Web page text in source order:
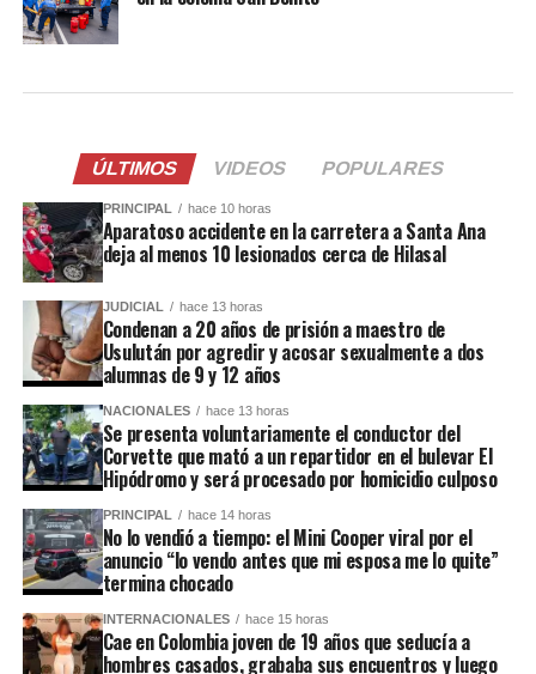
ÚLTIMOS VIDEOS POPULARES
PRINCIPAL hace 10 horas
Aparatoso accidente en la carretera a Santa Ana
deja al menos 10 lesionados cerca de Hilasal
JUDICIAL hace 13 horas
Condenan a 20 años de prisión a maestro de
Usulután por agredir y acosar sexualmente a dos
alumnas de 9 y 12 años
NACIONALES hace 13 horas
Se presenta voluntariamente el conductor del
Corvette que mató a un repartidor en el bulevar El
Hipódromo y será procesado por homicidio culposo
PRINCIPAL hace 14 horas
No lo vendió a tiempo: el Mini Cooper viral por el
anuncio “lo vendo antes que mi esposa me lo quite”
termina chocado
INTERNACIONALES hace 15 horas
Cae en Colombia joven de 19 años que seducía a
hombres casados, grababa sus encuentros y luego